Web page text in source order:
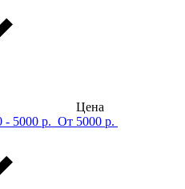
Цена
- 5000 р. От 5000 р.